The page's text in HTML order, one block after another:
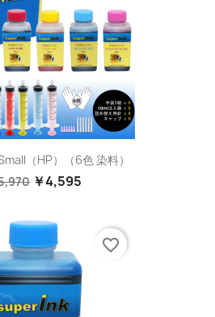
（HP）（6色 染料）
￥4,595
favorite_border